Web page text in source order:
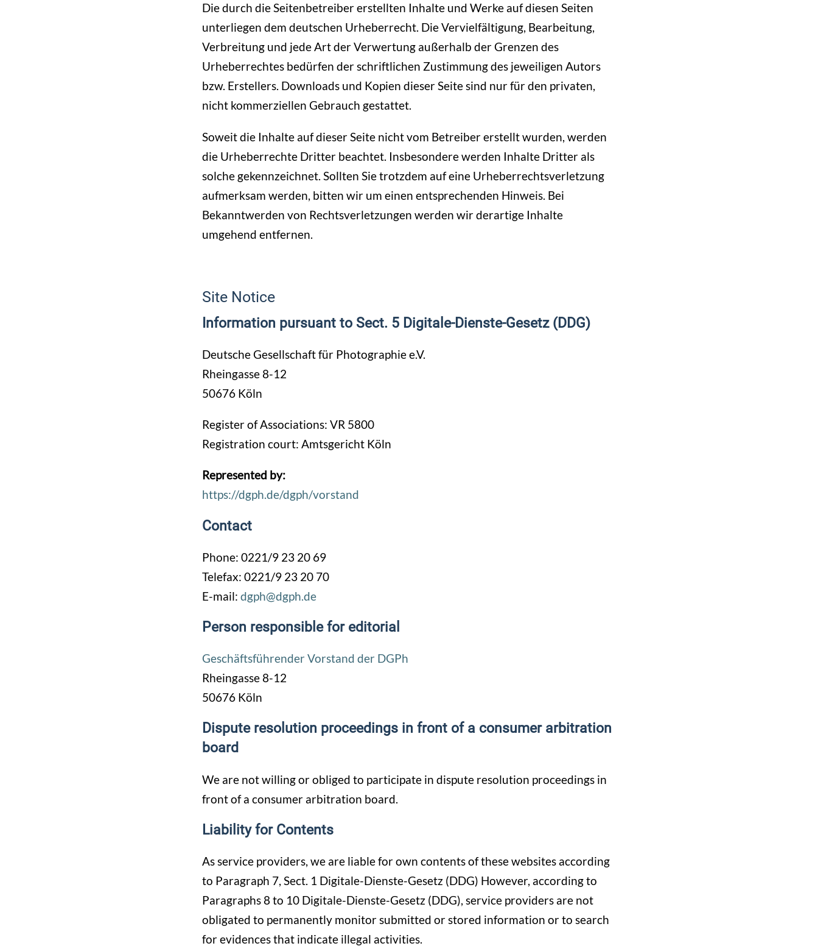
Die durch die Seitenbetreiber erstellten Inhalte und Werke auf diesen Seiten
unterliegen dem deutschen Urheberrecht. Die Vervielfältigung, Bearbeitung,
Verbreitung und jede Art der Verwertung außerhalb der Grenzen des
Urheberrechtes bedürfen der schriftlichen Zustimmung des jeweiligen Autors
bzw. Erstellers. Downloads und Kopien dieser Seite sind nur für den privaten,
nicht kommerziellen Gebrauch gestattet.
Soweit die Inhalte auf dieser Seite nicht vom Betreiber erstellt wurden, werden
die Urheberrechte Dritter beachtet. Insbesondere werden Inhalte Dritter als
solche gekennzeichnet. Sollten Sie trotzdem auf eine Urheberrechtsverletzung
aufmerksam werden, bitten wir um einen entsprechenden Hinweis. Bei
Bekanntwerden von Rechtsverletzungen werden wir derartige Inhalte
umgehend entfernen.
Site Notice
Information pursuant to Sect. 5 Digitale-Dienste-Gesetz (DDG)
Deutsche Gesellschaft für Photographie e.V.
Rheingasse 8-12
50676 Köln
Register of Associations: VR 5800
Registration court: Amtsgericht Köln
Represented by:
https://dgph.de/dgph/vorstand
Contact
Phone: 0221/9 23 20 69
Telefax: 0221/9 23 20 70
E-mail: dgph@dgph.de
Person responsible for editorial
Geschäftsführender Vorstand der DGPh
Rheingasse 8-12
50676 Köln
Dispute resolution proceedings in front of a consumer arbitration
board
We are not willing or obliged to participate in dispute resolution proceedings in
front of a consumer arbitration board.
Liability for Contents
As service providers, we are liable for own contents of these websites according
to Paragraph 7, Sect. 1 Digitale-Dienste-Gesetz (DDG) However, according to
Paragraphs 8 to 10 Digitale-Dienste-Gesetz (DDG), service providers are not
obligated to permanently monitor submitted or stored information or to search
for evidences that indicate illegal activities.